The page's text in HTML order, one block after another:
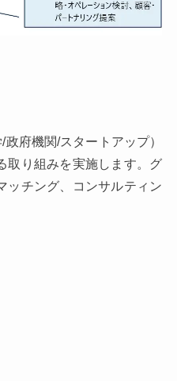
府機関/スタートアップ）
取り組みを実施します。グ
ッチング、コンサルティン